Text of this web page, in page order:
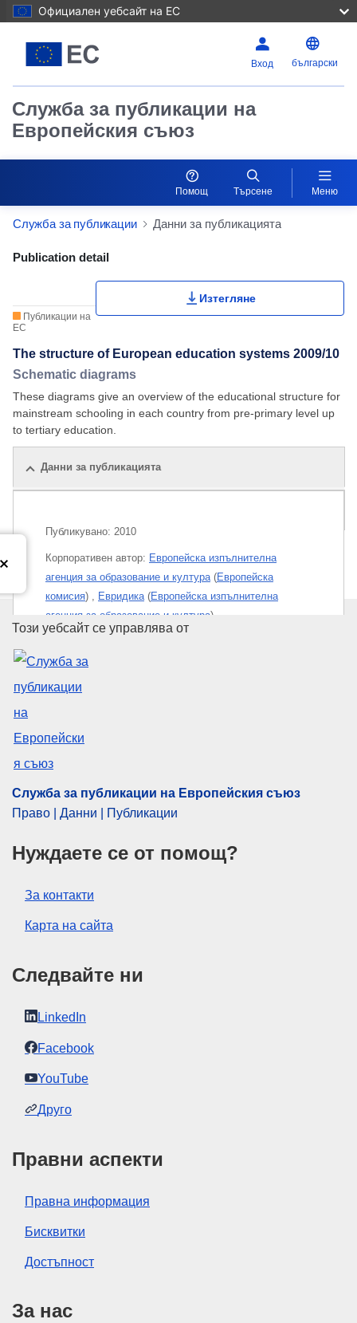
Официален уебсайт на ЕС
Вход български
Служба за публикации на
Европейския съюз
Помощ Търсене Меню
Служба за публикации Данни за публикацията
Publication Detail Actions Portlet
Publication detail
Публикации на
ЕС
Изтегляне
The structure of European education systems 2009/10
Schematic diagrams
These diagrams give an overview of the educational structure for
mainstream schooling in each country from pre-primary level up
to tertiary education.
Данни за публикацията
Публикувано: 2010
Корпоративен aвтор: Европейска изпълнителна
агенция за образование и култура(Европейска
комисия) , Евридика(Европейска изпълнителна
агенция за образование и култура)
политика
Released on EU publications website:
за печат (PDF/X). За повече информация за
това как да разпечатате вашето собствено
Служба за публикации на
Този уебсайт се управлява от
Служба за публикации на Европейския съюз
Право | Данни | Публикации
Нуждаете се от помощ?
За контакти
Карта на сайта
Следвайте ни
LinkedIn
Facebook
YouTube
Друго
Правни аспекти
Правна информация
Бисквитки
Достъпност
За нас